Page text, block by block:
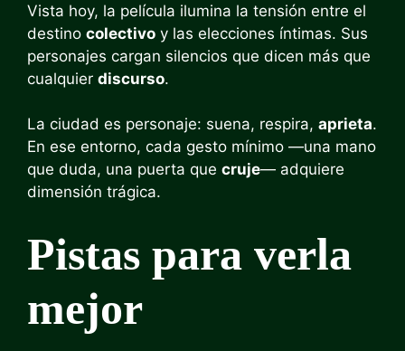
Vista hoy, la película ilumina la tensión entre el
destino colectivo y las elecciones íntimas. Sus
personajes cargan silencios que dicen más que
cualquier discurso.
La ciudad es personaje: suena, respira, aprieta.
En ese entorno, cada gesto mínimo —una mano
que duda, una puerta que cruje— adquiere
dimensión trágica.
Pistas para verla
mejor